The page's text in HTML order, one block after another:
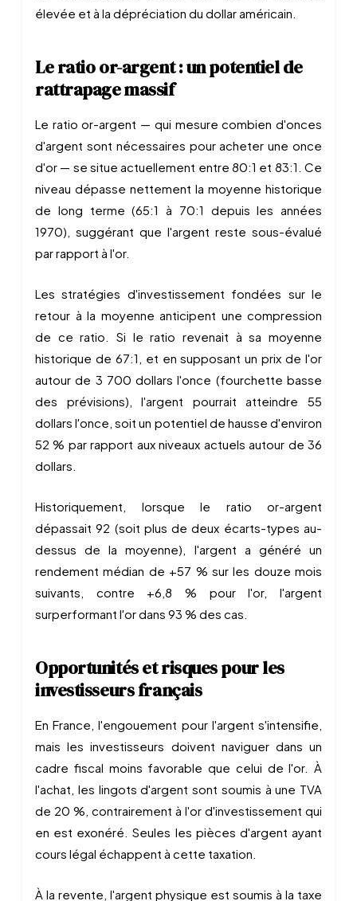
élevée et à la dépréciation du dollar américain.
Le ratio or-argent : un potentiel de
rattrapage massif
Le ratio or-argent — qui mesure combien d'onces
d'argent sont nécessaires pour acheter une once
d'or — se situe actuellement entre 80:1 et 83:1. Ce
niveau dépasse nettement la moyenne historique
de long terme (65:1 à 70:1 depuis les années
1970), suggérant que l'argent reste sous-évalué
par rapport à l'or.
Les stratégies d'investissement fondées sur le
retour à la moyenne anticipent une compression
de ce ratio. Si le ratio revenait à sa moyenne
historique de 67:1, et en supposant un prix de l'or
autour de 3 700 dollars l'once (fourchette basse
des prévisions), l'argent pourrait atteindre 55
dollars l'once, soit un potentiel de hausse d'environ
52 % par rapport aux niveaux actuels autour de 36
dollars.
Historiquement, lorsque le ratio or-argent
dépassait 92 (soit plus de deux écarts-types au-
dessus de la moyenne), l'argent a généré un
rendement médian de +57 % sur les douze mois
suivants, contre +6,8 % pour l'or, l'argent
surperformant l'or dans 93 % des cas.
Opportunités et risques pour les
investisseurs français
En France, l'engouement pour l'argent s'intensifie,
mais les investisseurs doivent naviguer dans un
cadre fiscal moins favorable que celui de l'or. À
l'achat, les lingots d'argent sont soumis à une TVA
de 20 %, contrairement à l'or d'investissement qui
en est exonéré. Seules les pièces d'argent ayant
cours légal échappent à cette taxation.
À la revente, l'argent physique est soumis à la taxe